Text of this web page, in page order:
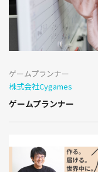
ゲームプランナー
株式会社Cygames
ゲームプランナー